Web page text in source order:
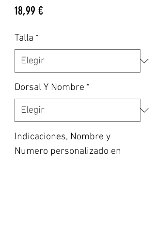
18,99 €Precio
Talla *
Dorsal Y Nombre *
Indicaciones, Nombre y
Numero personalizado en